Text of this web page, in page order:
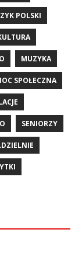
POLSKI
MUZYKA
SPOŁECZNA
SENIORZY